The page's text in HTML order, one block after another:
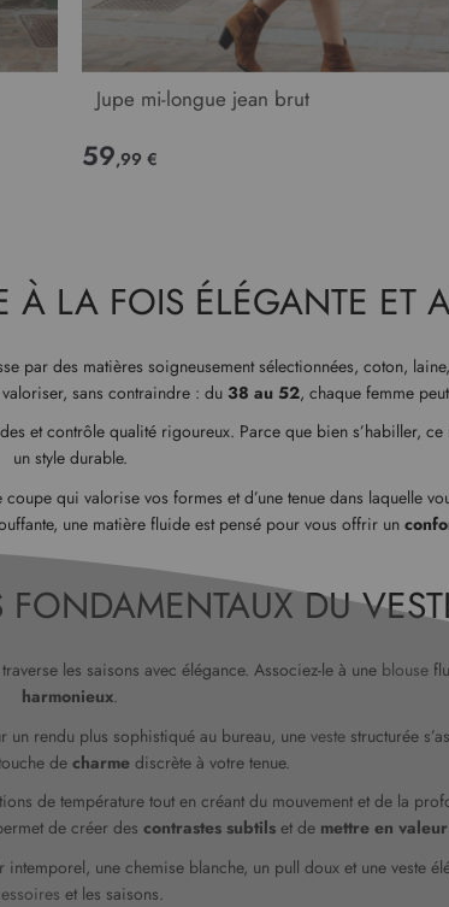
Jupe mi-longue jean brut
59,99 €
À LA FOIS ÉLÉGANTE ET
par des matières soigneusement sélectionnées, coton,
sans contraindre : du38 au 52, chaque femme
et contrôle qualité rigoureux. Parce que bien s’habiller,
un style durable.
qui valorise vos formes et d’une tenue dans laquelle
une matière fluide est pensé pour vous offrir un
DU
les saisons avec élégance. Associez-le à une blouse
harmonieux.
un rendu plus sophistiqué au bureau, une vestestructurée
decharme discrète à votre tenue.
de température tout en créant du mouvement et de la
de créer des contrastes subtils et de mettre en valeur
une chemise blanche, un pull doux et une veste
et les saisons.